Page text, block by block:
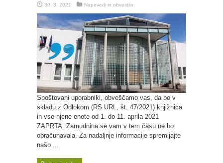
30. 3. 2021 Napovedi in obvestila
Spoštovani uporabniki, obveščamo vas, da bo v
skladu z Odlokom (RS URL, št. 47/2021) knjižnica
in vse njene enote od 1. do 11. aprila 2021
ZAPRTA. Zamudnina se vam v tem času ne bo
obračunavala. Za nadaljnje informacije spremljajte
našo ...